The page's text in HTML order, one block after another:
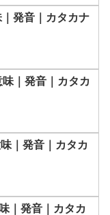
発音｜カタカナ
｜発音｜カタカ
｜発音｜カタカ
｜発音｜カタカ